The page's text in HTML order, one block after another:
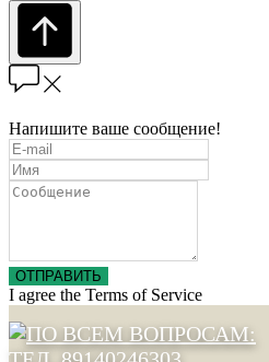
Напишите ваше сообщение!
ОТПРАВИТЬ
I agree the Terms of Service